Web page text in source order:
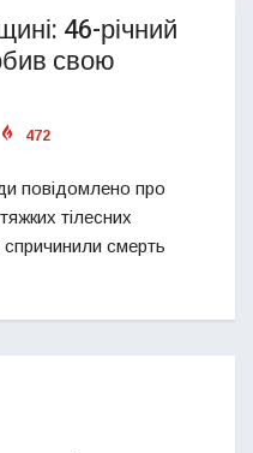
46-річний
свою
472
повідомлено про
тілесних
смерть